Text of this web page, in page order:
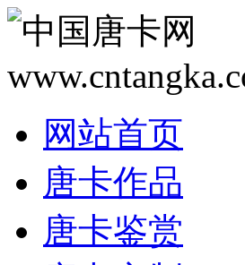
网站首页
唐卡作品
唐卡鉴赏